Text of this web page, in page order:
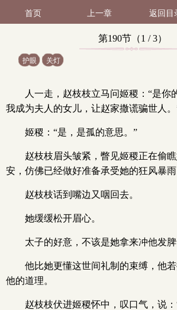
首页 上一章 返回目
第190节（1 / 3）
护眼 关灯
人一走，赵枝枝立马问姬稷：“是你
我成为夫人的女儿，让赵家撒谎骗世人。
姬稷：“是，是孤的意思。”
赵枝枝眉头皱紧，瞥见姬稷正在偷
安，仿佛已经做好准备承受她的狂风暴雨
赵枝枝话到嘴边又咽回去。
她缓缓松开眉心。
太子的好意，不该是她拿来冲他发脾
他比她更懂这世间礼制的束缚，他
他的道理。
赵枝枝伏进姬稷怀中，叹口气，说